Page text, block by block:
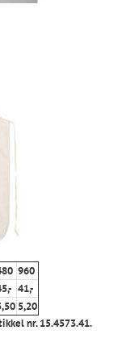
960
41,-
5,20
nr. 15.4573.41.